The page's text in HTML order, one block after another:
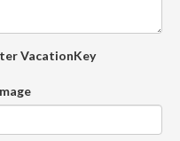
VacationKey